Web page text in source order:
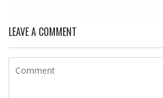
LEAVE A COMMENT